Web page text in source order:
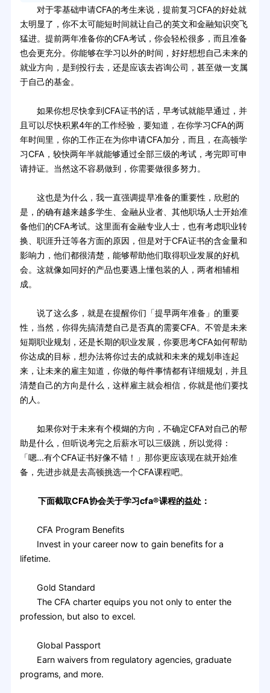
对于零基础申请CFA的考生来说，提前复习CFA的好处就
太明显了，你不太可能短时间就让自己的英文和金融知识突飞
猛进。提前两年准备你的CFA考试，你会轻松很多，而且准备
也会更充分。你能够在学习以外的时间，好好想想自己未来的
就业方向，是到投行去，还是应该去咨询公司，甚至做一支属
于自己的基金。
如果你想尽快拿到CFA证书的话，早考试就能早通过，并
且可以尽快积累4年的工作经验，要知道，在你学习CFA的两
年时间里，你的工作正在为你申请CFA加分，而且，在高顿学
习CFA，较快两年半就能够通过全部三级的考试，考完即可申
请持证。当然这不容易做到，你需要做很多努力。
这也是为什么，我一直强调提早准备的重要性，欣慰的
是，的确有越来越多学生、金融从业者、其他职场人士开始准
备他们的CFA考试。这里面有金融专业人士，也有考虑职业转
换、职涯升迁等各方面的原因，但是对于CFA证书的含金量和
影响力，他们都很清楚，能够帮助他们取得职业发展的好机
会。这就像如同好的产品也要遇上懂包装的人，两者相辅相
成。
说了这么多，就是在提醒你们「提早两年准备」的重要
性，当然，你得先搞清楚自己是否真的需要CFA。不管是未来
短期职业规划，还是长期的职业发展，你要思考CFA如何帮助
你达成的目标，想办法将你过去的成就和未来的规划串连起
来，让未来的雇主知道，你做的每件事情都有详细规划，并且
清楚自己的方向是什么，这样雇主就会相信，你就是他们要找
的人。
如果你对于未来有个模煳的方向，不确定CFA对自己的帮
助是什么，但听说考完之后薪水可以三级跳，所以觉得：
「嗯…有个CFA证书好像不错！」那你更应该现在就开始准
备，先进步就是去高顿挑选一个CFA课程吧。
下面截取CFA协会关于学习cfa®课程的益处：
CFA Program Benefits
Invest in your career now to gain benefits for a
lifetime.
Gold Standard
The CFA charter equips you not only to enter the
profession, but also to excel.
Global Passport
Earn waivers from regulatory agencies, graduate
programs, and more.